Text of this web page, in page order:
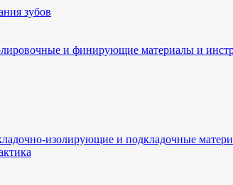
зубов
и финирующие материалы и
изолирующие и подкладочные